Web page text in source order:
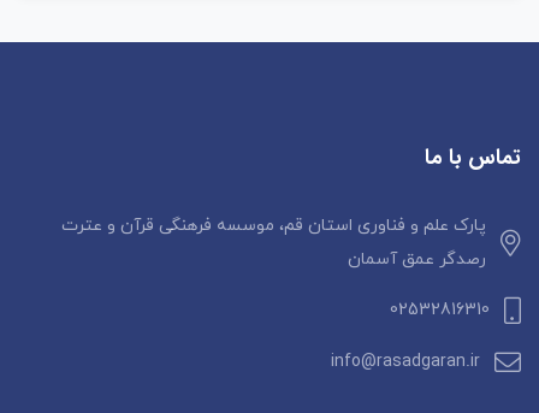
تماس با ما
پارک علم و فناوری استان قم، موسسه فرهنگی قرآن و عترت
رصدگر عمق آسمان
02532816310
info@rasadgaran.ir